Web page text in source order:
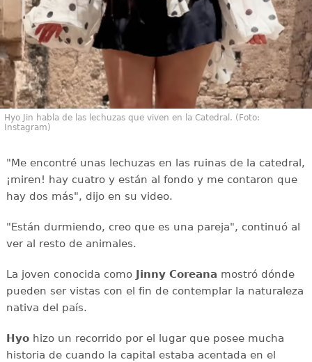
Hyo Jin habla de las lechuzas que viven en la Catedral. (Foto:
Instagram)
"Me encontré unas lechuzas en las ruinas de la catedral,
¡miren! hay cuatro y están al fondo y me contaron que
hay dos más", dijo en su video.
"Están durmiendo, creo que es una pareja", continuó al
ver al resto de animales.
La joven conocida comoJinny Coreana mostró dónde
pueden ser vistas con el fin de contemplar la naturaleza
nativa del país.
Hyohizo un recorrido por el lugar que posee mucha
historia de cuando la capital estaba acentada en el